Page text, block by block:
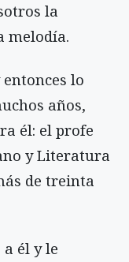
la
melodía.
lo
años,
él: el profe
y Literatura
de treinta
él y le